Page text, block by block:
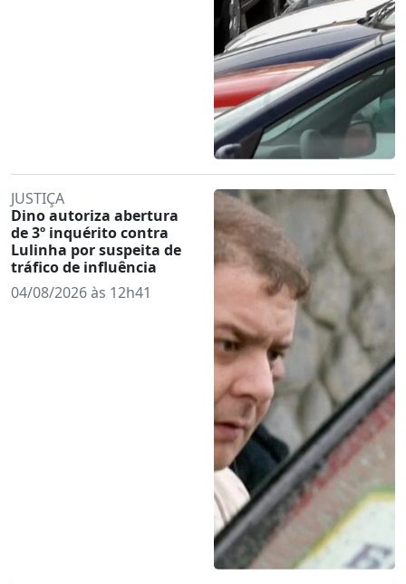
JUSTIÇA
Dino autoriza abertura
de 3º inquérito contra
Lulinha por suspeita de
tráfico de influência
04/08/2026 às 12h41